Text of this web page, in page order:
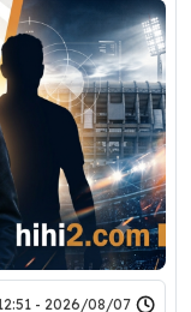
2026/08/07 - 12:51